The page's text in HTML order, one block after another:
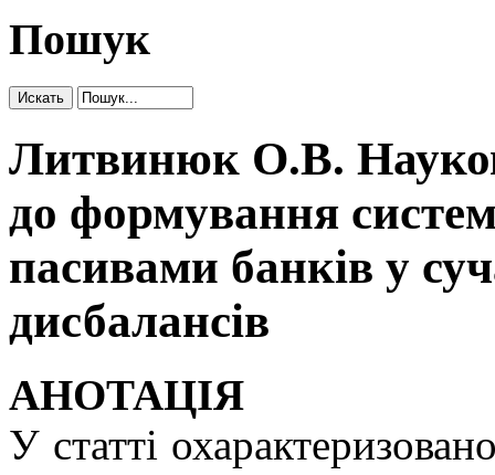
Пошук
Литвинюк О.В.
до формування
пасивами банків у
дисбалансів
АНОТАЦІЯ
У статті